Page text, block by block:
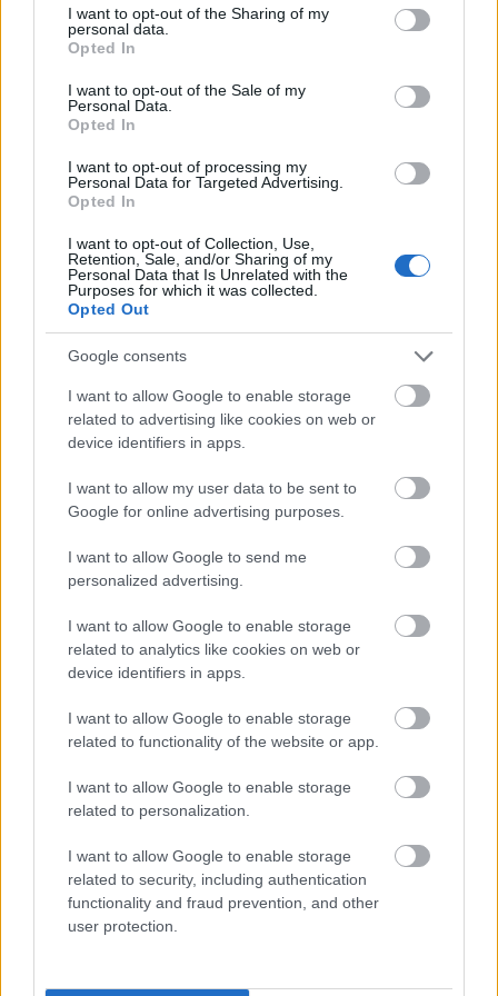
not limited to your visit or usage behaviour. You may click to
grant or deny consent to Google and its third-party tags to
use your data for below specified purposes in below Google
consent section.
I want to opt-out of the Sharing of my
personal data.
Opted In
I want to opt-out of the Sale of my
Personal Data.
Opted In
I want to opt-out of processing my
Personal Data for Targeted Advertising.
Opted In
I want to opt-out of Collection, Use,
Retention, Sale, and/or Sharing of my
Personal Data that Is Unrelated with the
Purposes for which it was collected.
Opted Out
Google consents
I want to allow Google to enable storage
related to advertising like cookies on web or
device identifiers in apps.
I want to allow my user data to be sent to
Google for online advertising purposes.
I want to allow Google to send me
personalized advertising.
I want to allow Google to enable storage
related to analytics like cookies on web or
device identifiers in apps.
I want to allow Google to enable storage
related to functionality of the website or app.
I want to allow Google to enable storage
related to personalization.
I want to allow Google to enable storage
related to security, including authentication
functionality and fraud prevention, and other
user protection.
Γενικά τόσο η Βόρεια Αμερική όσο και η Δυτική
Ευρώπη και η Ανατολική Ασία θεωρούνται ως οι
πιο προοδευτικές ψηφιακά περιοχές.
Όσο για τις χώρες που συμπληρώνουν την χρυσή
δεκάδα της ψηφιακής ανταγωνιστικότητας, η
Σουηδία, ενώ ακολουθούν το Χονγκ Κονγκ (5η
θέση), η Ελβετία (6η), η Ολλανδία (7η), η
Δημοκρατία της Κορέας (8η), η Νορβηγία (9η) και
η Φινλανδία (10η).
«Το μέλλον του κόσμου θα εξαρτηθεί από την
ψηφιοποίηση. Η κατάταξη της ψηφιακής
ανταγωνιστικότητας ρίχνει φως στο πώς θα
μπορούσαν οι οικονομίες να ανακάμψουν από τον
επιλογή. Είναι αναγκαιότητα», σχολιάζουν οι
συντάκτες της σχετικής έρευνας.